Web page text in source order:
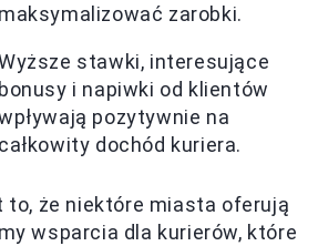
maksymalizować zarobki.
stawki, interesujące
bonusy i napiwki od klientów
pozytywnie na
całkowity dochód kuriera.
to, że niektóre miasta oferują
wsparcia dla kurierów, które